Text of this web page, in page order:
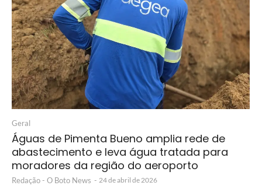
Geral
Águas de Pimenta Bueno amplia rede de
abastecimento e leva água tratada para
moradores da região do aeroporto
Redação - O Boto News - 24 de abril de 2026